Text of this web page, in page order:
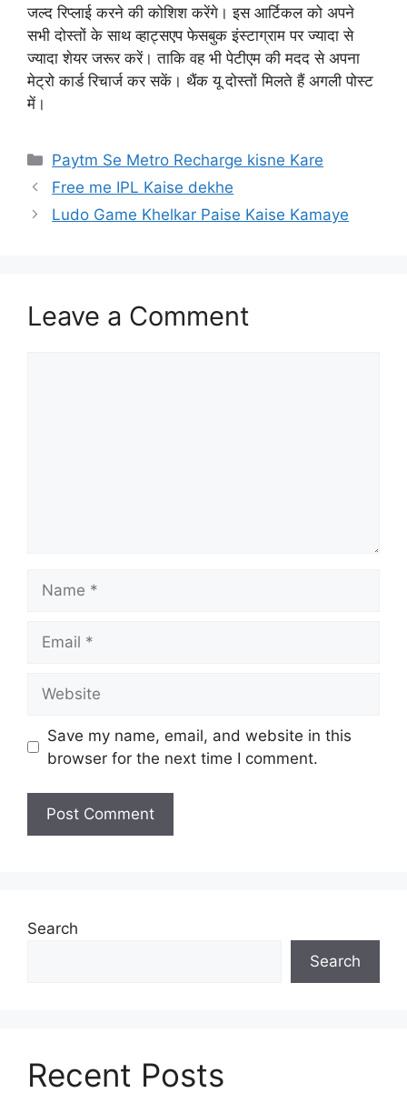
जल्द रिप्लाई करने की कोशिश करेंगे। इस आर्टिकल को अपने
सभी दोस्तों के साथ व्हाट्सएप फेसबुक इंस्टाग्राम पर ज्यादा से
ज्यादा शेयर जरूर करें। ताकि वह भी पेटीएम की मदद से अपना
मेट्रो कार्ड रिचार्ज कर सकें। थैंक यू दोस्तों मिलते हैं अगली पोस्ट
में।
Categories
Paytm Se Metro Recharge kisne Kare
Free me IPL Kaise dekhe
Ludo Game Khelkar Paise Kaise Kamaye
Leave a Comment
Save my name, email, and website in this
browser for the next time I comment.
Search
Search
Recent Posts